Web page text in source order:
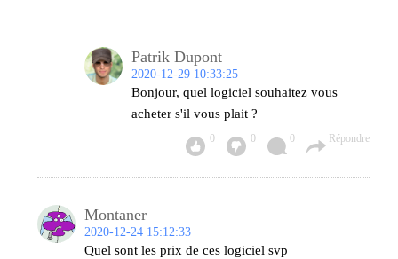
Patrik Dupont
2020-12-29 10:33:25
Bonjour, quel logiciel souhaitez vous
acheter s'il vous plait ?
0 0 0 Répondre
Montaner
2020-12-24 15:12:33
Quel sont les prix de ces logiciel svp